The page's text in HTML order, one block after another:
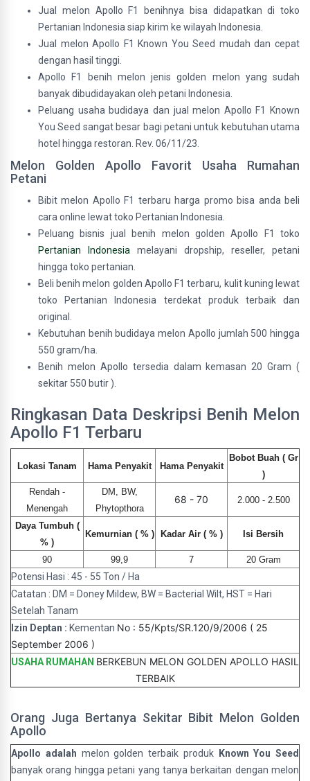
Jual melon Apollo F1 benihnya bisa didapatkan di toko
Pertanian Indonesia siap kirim ke wilayah Indonesia.
Jual melon Apollo F1 Known You Seed mudah dan cepat
dengan hasil tinggi.
Apollo F1 benih melon jenis golden melon yang sudah
banyak dibudidayakan oleh petani Indonesia.
Peluang usaha budidaya dan jual melon Apollo F1 Known
You Seed sangat besar bagi petani untuk kebutuhan utama
hotel hingga restoran. Rev. 06/11/23.
Melon Golden Apollo Favorit Usaha Rumahan
Petani
Bibit melon Apollo F1 terbaru harga promo bisa anda beli
cara online lewat toko Pertanian Indonesia.
Peluang bisnis jual benih melon golden Apollo F1 toko
Pertanian Indonesia melayani dropship, reseller, petani
hingga toko pertanian.
Beli benih melon golden Apollo F1 terbaru, kulit kuning lewat
toko Pertanian Indonesia terdekat produk terbaik dan
original.
Kebutuhan benih budidaya melon Apollo jumlah 500 hingga
550 gram/ha.
Benih melon Apollo tersedia dalam kemasan 20 Gram (
sekitar 550 butir ).
Ringkasan Data Deskripsi Benih Melon
Apollo F1 Terbaru
Lokasi Tanam Hama Penyakit Hama Penyakit
Bobot Buah ( Gr
)
Rendah -
Menengah
DM, BW,
Phytopthora
68 - 70 2.000 - 2.500
Daya Tumbuh (
% )
Kemurnian ( % ) Kadar Air ( % ) Isi Bersih
90 99,9 7 20 Gram
Potensi Hasi : 45 - 55 Ton / Ha
Catatan : DM = Doney Mildew, BW = Bacterial Wilt, HST = Hari
Setelah Tanam
Izin Deptan : Kementan No : 55/Kpts/SR.120/9/2006 ( 25
September 2006 )
USAHA RUMAHAN BERKEBUN MELON GOLDEN APOLLO HASIL
TERBAIK
Orang Juga Bertanya Sekitar Bibit Melon Golden
Apollo
Apollo adalah melon golden terbaik produk
Known You Seed
banyak orang hingga petani yang tanya berkaitan dengan melon